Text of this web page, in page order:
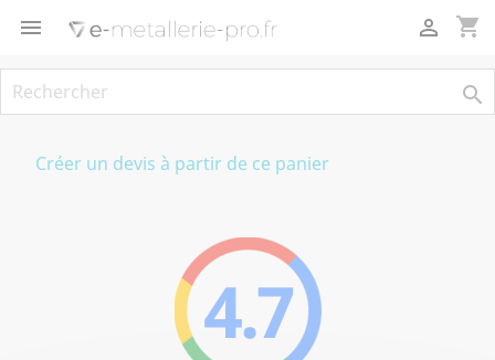
 shopping_cart


Créer un devis à partir de ce panier
4.7